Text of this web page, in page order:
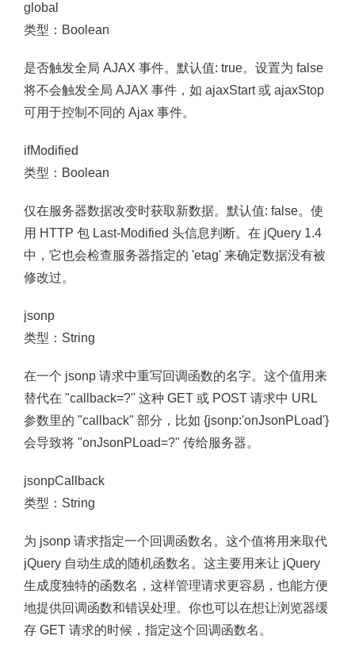
global
类型：Boolean
是否触发全局 AJAX 事件。默认值: true。设置为 false
将不会触发全局 AJAX 事件，如 ajaxStart 或 ajaxStop
可用于控制不同的 Ajax 事件。
ifModified
类型：Boolean
仅在服务器数据改变时获取新数据。默认值: false。使
用 HTTP 包 Last-Modified 头信息判断。在 jQuery 1.4
中，它也会检查服务器指定的 'etag' 来确定数据没有被
修改过。
jsonp
类型：String
在一个 jsonp 请求中重写回调函数的名字。这个值用来
替代在 "callback=?" 这种 GET 或 POST 请求中 URL
参数里的 "callback" 部分，比如 {jsonp:'onJsonPLoad'}
会导致将 "onJsonPLoad=?" 传给服务器。
jsonpCallback
类型：String
为 jsonp 请求指定一个回调函数名。这个值将用来取代
jQuery 自动生成的随机函数名。这主要用来让 jQuery
生成度独特的函数名，这样管理请求更容易，也能方便
地提供回调函数和错误处理。你也可以在想让浏览器缓
存 GET 请求的时候，指定这个回调函数名。